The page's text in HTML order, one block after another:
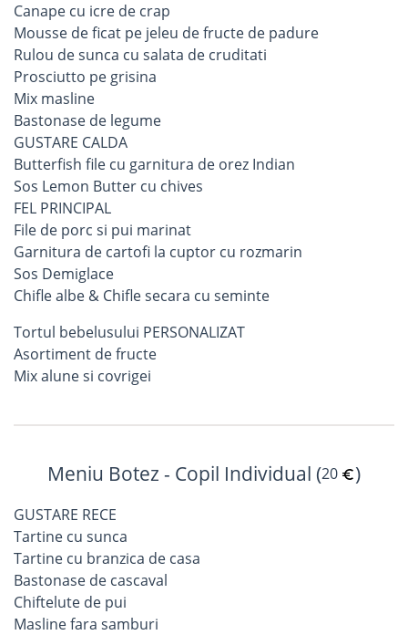
Canape cu icre de crap
Mousse de ficat pe jeleu de fructe de padure
Rulou de sunca cu salata de cruditati
Prosciutto pe grisina
Mix masline
Bastonase de legume
GUSTARE CALDA
Butterfish file cu garnitura de orez Indian
Sos Lemon Butter cu chives
FEL PRINCIPAL
File de porc si pui marinat
Garnitura de cartofi la cuptor cu rozmarin
Sos Demiglace
Chifle albe & Chifle secara cu seminte
Tortul bebelusului PERSONALIZAT
Asortiment de fructe
Mix alune si covrigei
Meniu Botez - Copil Individual (20 )
GUSTARE RECE
Tartine cu sunca
Tartine cu branzica de casa
Bastonase de cascaval
Chiftelute de pui
Masline fara samburi